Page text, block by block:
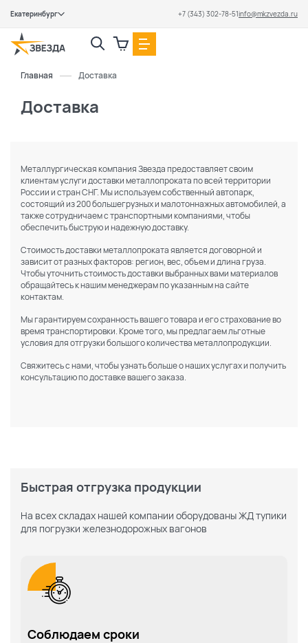
Екатеринбург +7 (343) 302-78-51info@mkzvezda.ru
Главная Доставка
Доставка
Металлургическая компания Звезда предоставляет своим
клиентам услуги доставки металлопроката по всей территории
России и стран СНГ. Мы используем собственный автопарк,
состоящий из 200 большегрузных и малотоннажных автомобилей, а
также сотрудничаем с транспортными компаниями, чтобы
обеспечить быструю и надежную доставку.
Стоимость доставки металлопроката является договорной и
зависит от разных факторов: регион, вес, объем и длина груза.
Чтобы уточнить стоимость доставки выбранных вами материалов
обращайтесь к нашим менеджерам по указанным на сайте
контактам.
Мы гарантируем сохранность вашего товара и его страхование во
время транспортировки. Кроме того, мы предлагаем льготные
условия для отгрузки большого количества металлопродукции.
Свяжитесь с нами, чтобы узнать больше о наших услугах и получить
консультацию по доставке вашего заказа.
Быстрая отгрузка продукции
На всех складах нашей компании оборудованы ЖД тупики
для погрузки железнодорожных вагонов
Соблюдаем сроки